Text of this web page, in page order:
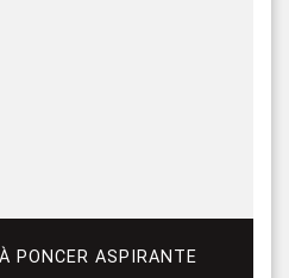
PONCER ASPIRANTE